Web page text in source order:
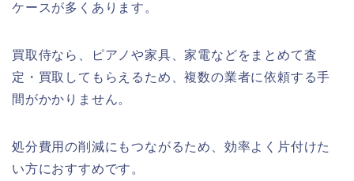
ケースが多くあります。
買取侍なら、ピアノや家具、家電などをまとめて査
定・買取してもらえるため、複数の業者に依頼する手
間がかかりません。
処分費用の削減にもつながるため、効率よく片付けた
い方におすすめです。